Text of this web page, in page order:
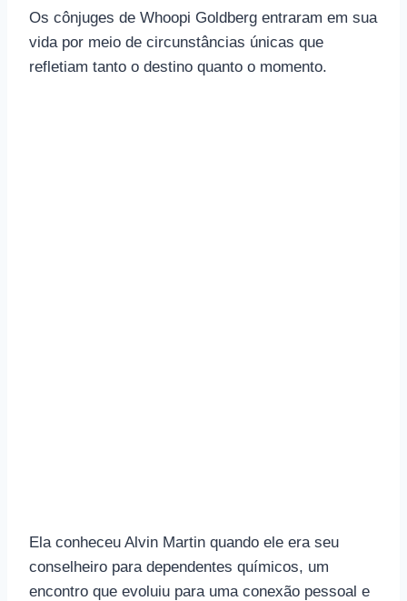
Os cônjuges de Whoopi Goldberg entraram em sua
vida por meio de circunstâncias únicas que
refletiam tanto o destino quanto o momento.
Ela conheceu Alvin Martin quando ele era seu
conselheiro para dependentes químicos, um
encontro que evoluiu para uma conexão pessoal e